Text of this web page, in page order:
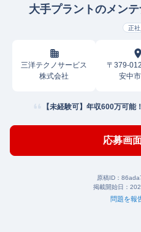
大手プラントのメン
正社
三洋テクノサービス
株式会社
〒379-
安中
【未経験可】年収600万可
応募画
原稿ID：
掲載開始日：
問題を報